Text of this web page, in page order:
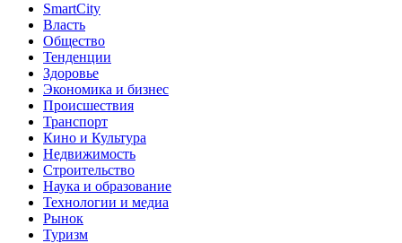
SmartCity
Власть
Общество
Тенденции
Здоровье
Экономика и бизнес
Происшествия
Транспорт
Кино и Культура
Недвижимость
Строительство
Наука и образование
Технологии и медиа
Рынок
Туризм